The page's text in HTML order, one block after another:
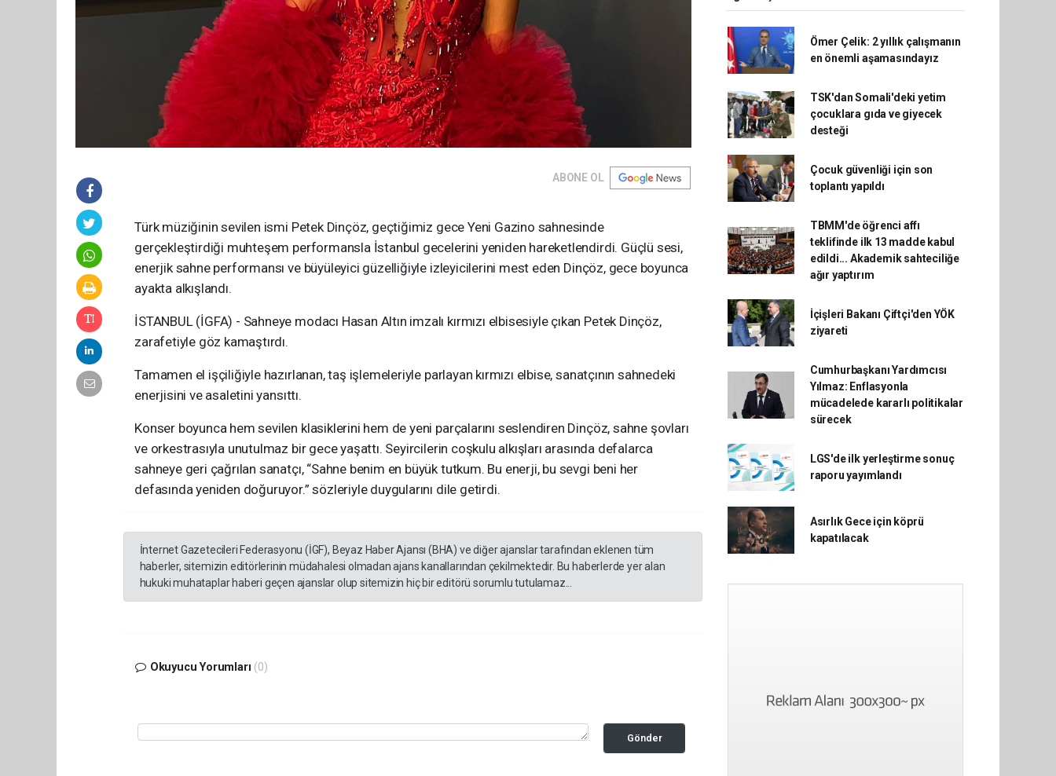
ABONE OL
Türk müziğinin sevilen ismi Petek Dinçöz, geçtiğimiz gece Yeni Gazino sahnesinde
gerçekleştirdiği muhteşem performansla İstanbul gecelerini yeniden hareketlendirdi. Güçlü sesi,
enerjik sahne performansı ve büyüleyici güzelliğiyle izleyicilerini mest eden Dinçöz, gece boyunca
ayakta alkışlandı.
İSTANBUL (İGFA) - Sahneye modacı Hasan Altın imzalı kırmızı elbisesiyle çıkan Petek Dinçöz,
zarafetiyle göz kamaştırdı.
Tamamen el işçiliğiyle hazırlanan, taş işlemeleriyle parlayan kırmızı elbise, sanatçının sahnedeki
enerjisini ve asaletini yansıttı.
Konser boyunca hem sevilen klasiklerini hem de yeni parçalarını seslendiren Dinçöz, sahne şovları
ve orkestrasıyla unutulmaz bir gece yaşattı. Seyircilerin coşkulu alkışları arasında defalarca
sahneye geri çağrılan sanatçı, “Sahne benim en büyük tutkum. Bu enerji, bu sevgi beni her
defasında yeniden doğuruyor.” sözleriyle duygularını dile getirdi.
İnternet Gazetecileri Federasyonu (İGF), Beyaz Haber Ajansı (BHA) ve diğer ajanslar tarafından eklenen tüm
haberler, sitemizin editörlerinin müdahalesi olmadan ajans kanallarından çekilmektedir. Bu haberlerde yer alan
hukuki muhataplar haberi geçen ajanslar olup sitemizin hiç bir editörü sorumlu tutulamaz...
Okuyucu Yorumları (0)
Gönder
Ömer Çelik: 2 yıllık çalışmanın
en önemli aşamasındayız
TSK'dan Somali'deki yetim
çocuklara gıda ve giyecek
desteği
Çocuk güvenliği için son
toplantı yapıldı
TBMM'de öğrenci affı
teklifinde ilk 13 madde kabul
edildi... Akademik sahteciliğe
ağır yaptırım
İçişleri Bakanı Çiftçi'den YÖK
ziyareti
Cumhurbaşkanı Yardımcısı
Yılmaz: Enflasyonla
mücadelede kararlı politikalar
sürecek
LGS'de ilk yerleştirme sonuç
raporu yayımlandı
Asırlık Gece için köprü
kapatılacak